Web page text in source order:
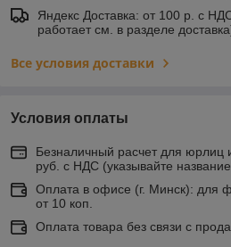
Яндекс Доставка: от 100 р. с
работает см. в разделе
Все условия доставки
Условия оплаты
Безналичный расчет для юрлиц
руб. с НДС (указывайте
Оплата в офисе (г. Минск): для
от 10 коп.
Оплата товара без связи с